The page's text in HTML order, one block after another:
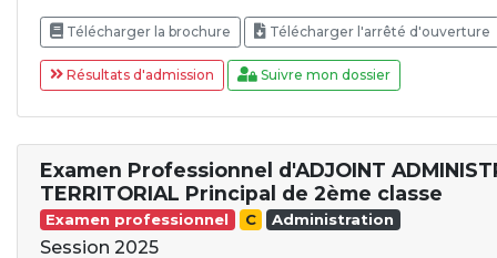
Télécharger la brochure Télécharger l'arrêté d'ouverture
Résultats d'admission Suivre mon dossier
Examen Professionnel d'ADJOINT
TERRITORIAL Principal de 2ème classe
Examen professionnel C Administration
Session 2025